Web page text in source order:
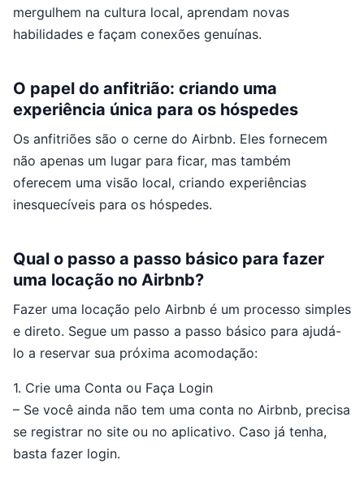
mergulhem na cultura local, aprendam novas
habilidades e façam conexões genuínas.
O papel do anfitrião: criando uma
experiência única para os hóspedes
Os anfitriões são o cerne do Airbnb. Eles fornecem
não apenas um lugar para ficar, mas também
oferecem uma visão local, criando experiências
inesquecíveis para os hóspedes.
Qual o passo a passo básico para fazer
uma locação no Airbnb?
Fazer uma locação pelo Airbnb é um processo simples
e direto. Segue um passo a passo básico para ajudá-
lo a reservar sua próxima acomodação:
1. Crie uma Conta ou Faça Login
– Se você ainda não tem uma conta no Airbnb, precisa
se registrar no site ou no aplicativo. Caso já tenha,
basta fazer login.